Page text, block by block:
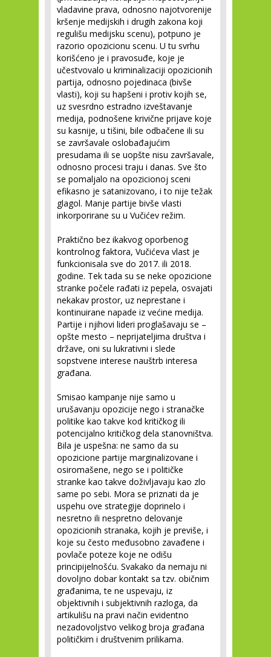
vladavine prava, odnosno najotvorenije
kršenje medijskih i drugih zakona koji
regulišu medijsku scenu), potpuno je
razorio opozicionu scenu. U tu svrhu
korišćeno je i pravosuđe, koje je
učestvovalo u kriminalizaciji opozicionih
partija, odnosno pojedinaca (bivše
vlasti), koji su hapšeni i protiv kojih se,
uz svesrdno estradno izveštavanje
medija, podnošene krivične prijave koje
su kasnije, u tišini, bile odbačene ili su
se završavale oslobađajućim
presudama ili se uopšte nisu završavale,
odnosno procesi traju i danas. Sve što
se pomaljalo na opozicionoj sceni
efikasno je satanizovano, i to nije težak
glagol. Manje partije bivše vlasti
inkorporirane su u Vučićev režim.
Praktično bez ikakvog oporbenog
kontrolnog faktora, Vučićeva vlast je
funkcionisala sve do 2017. ili 2018.
godine. Tek tada su se neke opozicione
stranke počele rađati iz pepela, osvajati
nekakav prostor, uz neprestane i
kontinuirane napade iz većine medija.
Partije i njihovi lideri proglašavaju se –
opšte mesto – neprijateljima društva i
države, oni su lukrativni i slede
sopstvene interese nauštrb interesa
građana.
Smisao kampanje nije samo u
urušavanju opozicije nego i stranačke
politike kao takve kod kritičkog ili
potencijalno kritičkog dela stanovništva.
Bila je uspešna: ne samo da su
opozicione partije marginalizovane i
osiromašene, nego se i političke
stranke kao takve doživljavaju kao zlo
same po sebi. Mora se priznati da je
uspehu ove strategije doprinelo i
nesretno ili nespretno delovanje
opozicionih stranaka, kojih je previše, i
koje su često međusobno zavađene i
povlače poteze koje ne odišu
principijelnošću. Svakako da nemaju ni
dovoljno dobar kontakt sa tzv. običnim
građanima, te ne uspevaju, iz
objektivnih i subjektivnih razloga, da
artikulišu na pravi način evidentno
nezadovoljstvo velikog broja građana
političkim i društvenim prilikama.